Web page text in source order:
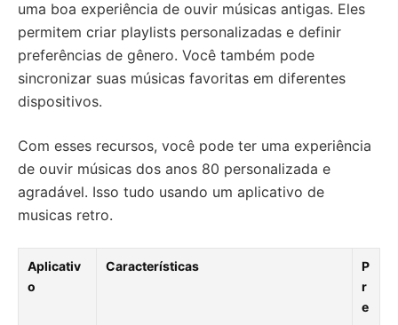
uma boa experiência de ouvir músicas antigas. Eles
permitem criar playlists personalizadas e definir
preferências de gênero. Você também pode
sincronizar suas músicas favoritas em diferentes
dispositivos.
Com esses recursos, você pode ter uma experiência
de ouvir músicas dos anos 80 personalizada e
agradável. Isso tudo usando um aplicativo de
musicas retro.
Aplicativ
o
Características
P
r
e